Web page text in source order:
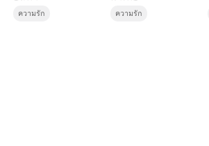
ความรัก ความรัก